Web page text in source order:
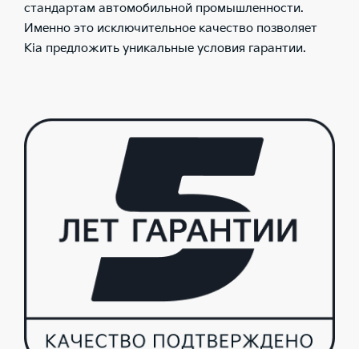
стандартам автомобильной промышленности.
Именно это исключительное качество позволяет
Kia предложить уникальные условия гарантии.